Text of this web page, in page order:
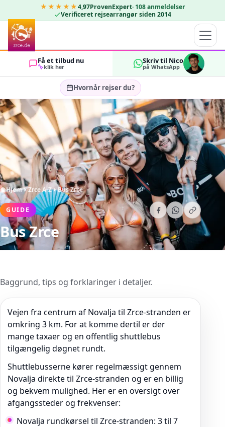
★★★★★4,97ProvenExpert· 108 anmeldelser
Verificeret rejsearrangør siden 2014
Få et tilbud nu
klik her
Skriv til Nico
på WhatsApp
Hvornår rejser du?
Vælg rejsedatoer…
GÆSTER
2 OK
Hjem Zrce A-Z Bus Zrce
GUIDE
Bus Zrce
Baggrund, tips og forklaringer i detaljer.
Vejen fra centrum af Novalja til Zrce-stranden er
omkring 3 km. For at komme dertil er der
mange taxaer og en offentlig shuttlebus
tilgængelig døgnet rundt.
Shuttlebusserne kører regelmæssigt gennem
Novalja direkte til Zrce-stranden og er en billig
og bekvem mulighed. Her er en oversigt over
afgangssteder og frekvenser:
Novalja rundkørsel til Zrce-stranden: 3 til 7